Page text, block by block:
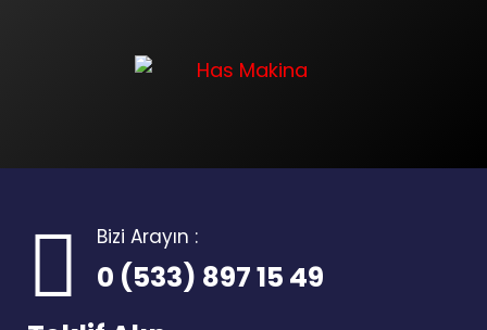
Bizi Arayın :
0 (533) 897 15 49